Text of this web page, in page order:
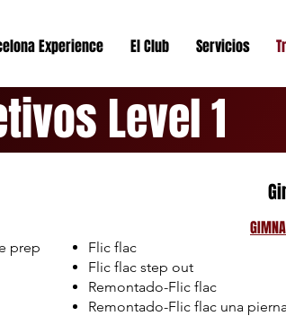
Experience El Club Servicios
Level 1
prep
Flic flac
Flic flac step out
Remontado-Flic flac
Remontado-Flic flac una